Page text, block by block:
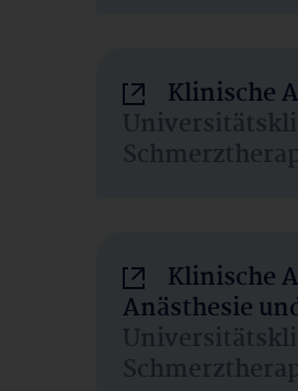
Klinische
Klinische
Anästhesie